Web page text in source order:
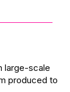
large-scale
produced to